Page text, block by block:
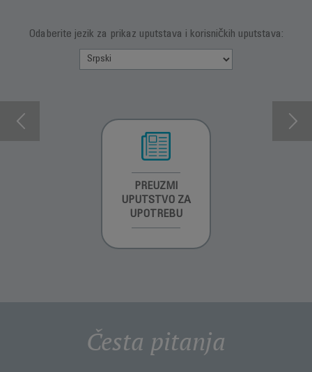
Odaberite jezik za prikaz uputstava i korisničkih uputstava:
PREUZMI
UPUTSTVO ZA
UPOTREBU
Česta pitanja